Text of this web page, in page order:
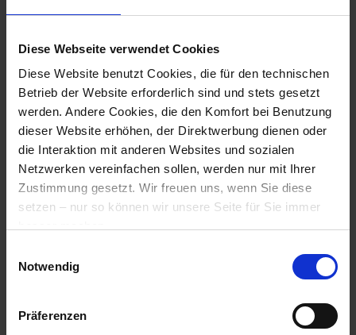
Diese Webseite verwendet Cookies
Diese Website benutzt Cookies, die für den technischen
Betrieb der Website erforderlich sind und stets gesetzt
werden. Andere Cookies, die den Komfort bei Benutzung
dieser Website erhöhen, der Direktwerbung dienen oder
die Interaktion mit anderen Websites und sozialen
Netzwerken vereinfachen sollen, werden nur mit Ihrer
Zustimmung gesetzt. Wir freuen uns, wenn Sie diese
setzen – nur so können wir unsere Seite für Sie immer
Impressum
Notwendig
Präferenzen
Ermittelt gleichzeitig Leckagerate (Leckagestellen
SCHRITT 2: KESS (KAESER-ENERGIESPAR-SYSTEM)
Aus den mittels ADA ermittelten Daten errechnet
das KAESER Energie-Spar-System (KESS) für jeden
Anwendungsfall die bestmögliche Lösung.
KESS verarbeitet die mit ADA ermittelten Daten,
um eine moderne, auf den Betrieb abgestimmte
Druckluftversorgung zu konzipieren.
Der Wirtschaftlichkeitsvergleich unterschiedlicher